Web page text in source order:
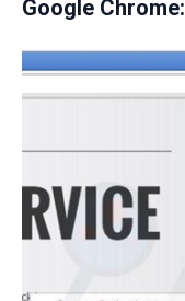
Google Chrome: